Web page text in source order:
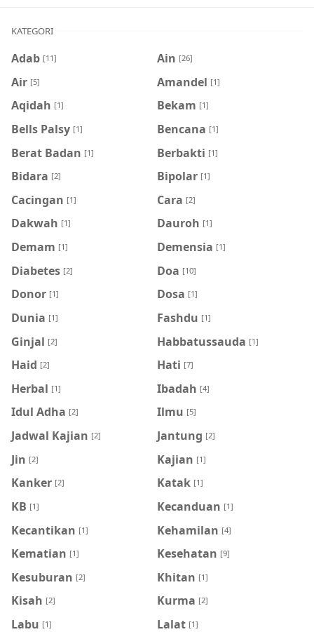
KATEGORI
Adab [11] Ain [26]
Air [5] Amandel [1]
Aqidah [1] Bekam [1]
Bells Palsy [1] Bencana [1]
Berat Badan [1] Berbakti [1]
Bidara [2] Bipolar [1]
Cacingan [1] Cara [2]
Dakwah [1] Dauroh [1]
Demam [1] Demensia [1]
Diabetes [2] Doa [10]
Donor [1] Dosa [1]
Dunia [1] Fashdu [1]
Ginjal [2] Habbatussauda [1]
Haid [2] Hati [7]
Herbal [1] Ibadah [4]
Idul Adha [2] Ilmu [5]
Jadwal Kajian [2] Jantung [2]
Jin [2] Kajian [1]
Kanker [2] Katak [1]
KB [1] Kecanduan [1]
Kecantikan [1] Kehamilan [4]
Kematian [1] Kesehatan [9]
Kesuburan [2] Khitan [1]
Kisah [2] Kurma [2]
Labu [1] Lalat [1]